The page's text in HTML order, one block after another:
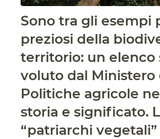
Sono tra gli esempi
preziosi della
territorio: un elenco
voluto dal Ministero
Politiche agricole
storia e significato.
“patriarchi